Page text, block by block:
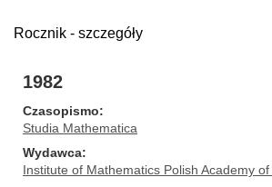
Rocznik - szczegóły
1982
Czasopismo
Studia Mathematica
Wydawca
Institute of Mathematics Polish Academy